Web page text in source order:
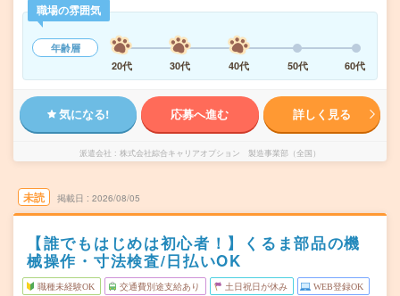
職場の雰囲気
年齢層
20代
30代 40代 50代 60代
気になる! 応募へ進む 詳しく見る
派遣会社 株式会社綜合キャリアオプション 製造事業部（全国）
未読 掲載日 2026/08/05
【誰でもはじめは初心者！】くるま部品の機
械操作・寸法検査/日払いOK
職種未経験OK 交通費別途支給あり 土日祝日が休み WEB登録OK